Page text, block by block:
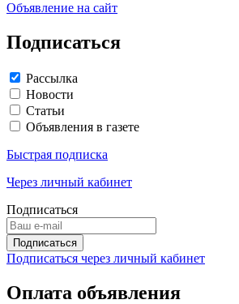
Объявление на сайт
Подписаться
Рассылка
Новости
Статьи
Объявления в газете
Быстрая подписка
Через личный кабинет
Подписаться
Подписаться через личный кабинет
Оплата объявления